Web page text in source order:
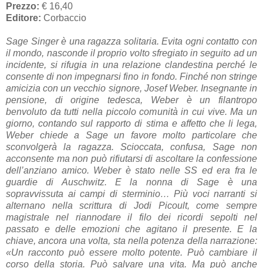
Prezzo: € 16,40
Editore: Corbaccio
Sage Singer è una ragazza solitaria. Evita ogni contatto con
il mondo, nasconde il proprio volto sfregiato in seguito ad un
incidente, si rifugia in una relazione clandestina perché le
consente di non impegnarsi fino in fondo. Finché non stringe
amicizia con un vecchio signore, Josef Weber. Insegnante in
pensione, di origine tedesca, Weber è un filantropo
benvoluto da tutti nella piccolo comunità in cui vive. Ma un
giorno, contando sul rapporto di stima e affetto che li lega,
Weber chiede a Sage un favore molto particolare che
sconvolgerà la ragazza. Scioccata, confusa, Sage non
acconsente ma non può rifiutarsi di ascoltare la confessione
dell’anziano amico. Weber è stato nelle SS ed era fra le
guardie di Auschwitz. E la nonna di Sage è una
sopravvissuta ai campi di sterminio… Più voci narranti si
alternano nella scrittura di Jodi Picoult, come sempre
magistrale nel riannodare il filo dei ricordi sepolti nel
passato e delle emozioni che agitano il presente. E la
chiave, ancora una volta, sta nella potenza della narrazione:
«Un racconto può essere molto potente. Può cambiare il
corso della storia. Può salvare una vita. Ma può anche